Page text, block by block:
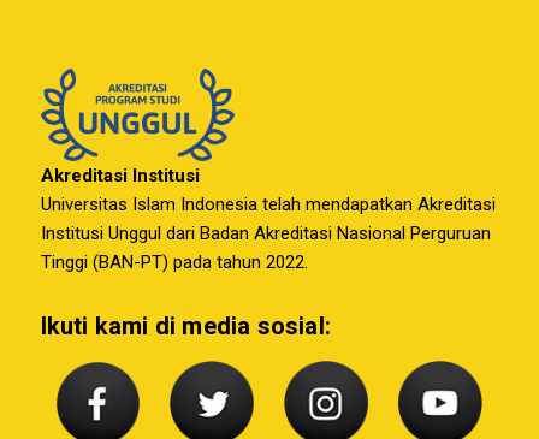
Akreditasi Institusi
Universitas Islam Indonesia telah mendapatkan Akreditasi
Institusi Unggul dari Badan Akreditasi Nasional Perguruan
Tinggi (BAN-PT) pada tahun 2022.
Ikuti kami di media sosial: